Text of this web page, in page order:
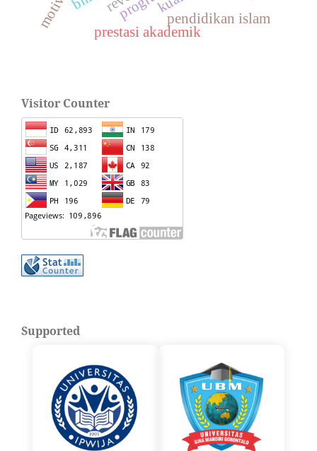
pendidikan islam
prestasi akademik
Visitor Counter
Supported